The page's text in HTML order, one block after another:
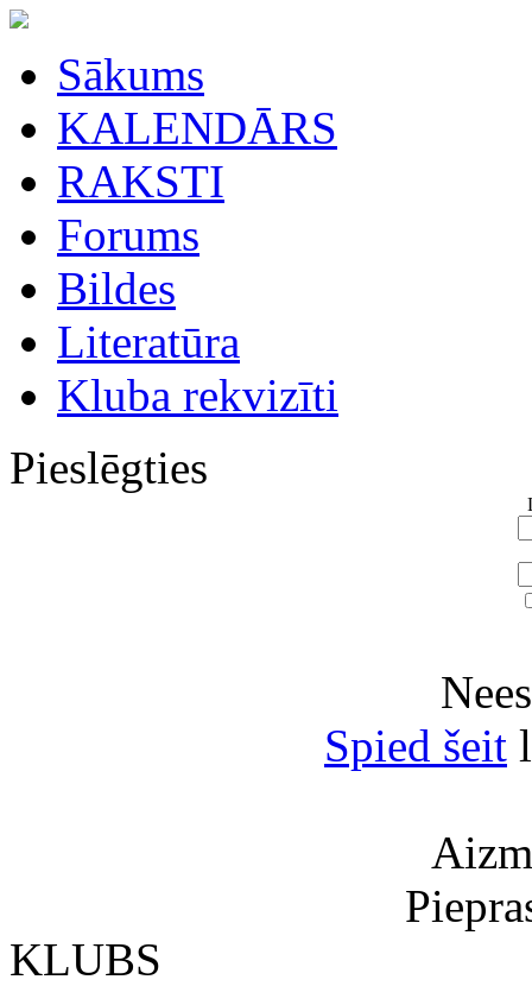
Sākums
KALENDĀRS
RAKSTI
Forums
Bildes
Literatūra
Kluba rekvizīti
Pieslēgties
Spied šeit
KLUBS